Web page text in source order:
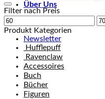
Über Uns
Newsletter
Filter nach Preis
Min.
Preis
Produkt Kategorien
Hufflepuff
Ravenclaw
Accessoires
Buch
Bücher
Figuren